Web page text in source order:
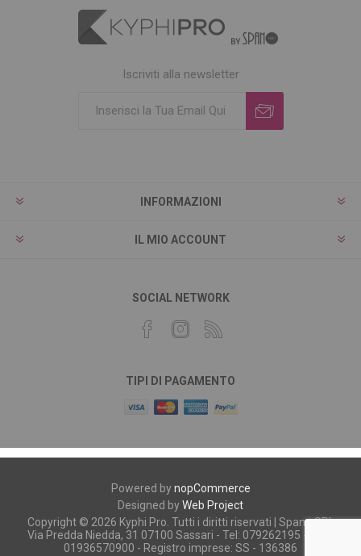
Iscriviti alla newsletter
INFORMAZIONI
IL MIO ACCOUNT
SOCIAL NETWORK
TIPI DI PAGAMENTO
Powered bynopCommerce
Designed byWeb Project
Copyright © 2026 Kyphi Pro. Tutti i diritti riservati | Spano SRL
Via Predda Niedda, 31 07100 Sassari - Tel: 079262195 - P.iva:
01936570900 - Registro imprese: SS - 136386